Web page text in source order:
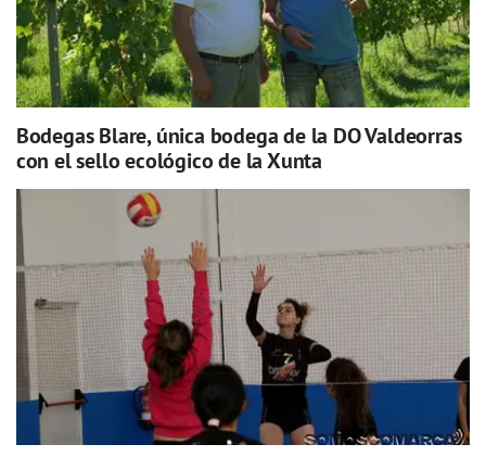
Bodegas Blare, única bodega de la DO Valdeorras
con el sello ecológico de la Xunta